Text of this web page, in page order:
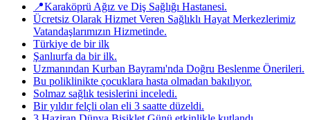
📍Karaköprü Ağız ve Diş Sağlığı Hastanesi.
Ücretsiz Olarak Hizmet Veren Sağlıklı Hayat Merkezlerimiz
Vatandaşlarımızın Hizmetinde.
Türkiye de bir ilk
Şanlıurfa da bir ilk.
Uzmanından Kurban Bayramı'nda Doğru Beslenme Önerileri.
Bu poliklinikte çocuklara hasta olmadan bakılıyor.
Solmaz sağlık tesislerini inceledi.
Bir yıldır felçli olan eli 3 saatte düzeldi.